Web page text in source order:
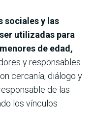
sociales y las
utilizadas para
de edad,
y responsables
cercanía, diálogo y
de las
los vínculos